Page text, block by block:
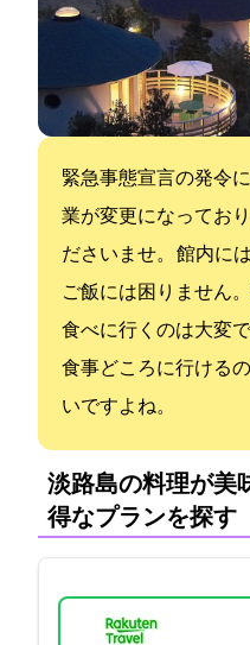
緊急事態宣言の発令
業が変更になっており
ださいませ。 館内に
ご飯には困りません
食べに行くのは大変
食事どころに行ける
いですよね。
淡路島の料理が美
得なプランを探す